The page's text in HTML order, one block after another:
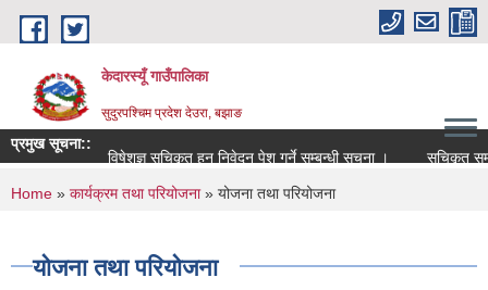
Skip to main content
केदारस्यूँ गाउँपालिका
सुदुरपश्चिम प्रदेश देउरा, बझाङ
प्रमुख सूचना::
विषेशज्ञ सूचिकृत हुन निवेदन पेश गर्ने सम्बन्धी सूचना ।
सूचिकृत सम्बन्धी
You are here
Home » कार्यक्रम तथा परियोजना» योजना तथा परियोजना
योजना तथा परियोजना